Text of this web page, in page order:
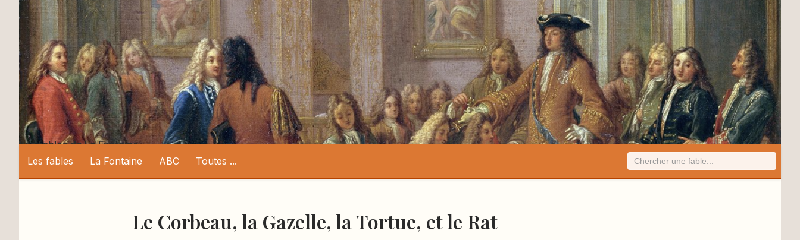
Les fables de La Fontaine
Les fables
La Fontaine ABC Toutes ...
Le Corbeau, la Gazelle, la Tortue, et le Rat